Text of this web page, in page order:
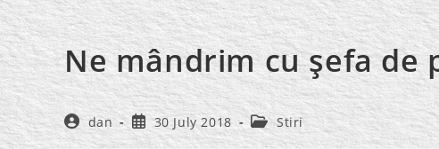
Ne mândrim cu şefa de
Post
author:
dan
Post
published:
30 July 2018
Post
category:
Stiri